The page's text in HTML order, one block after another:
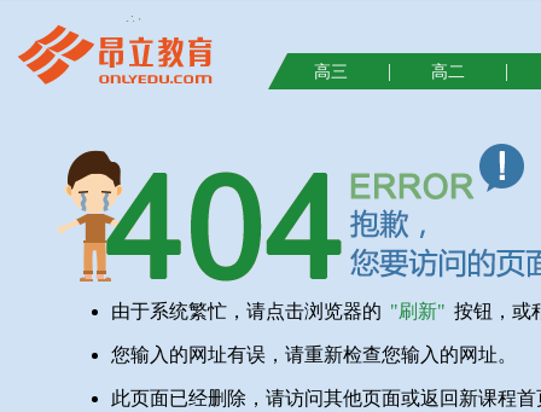
高三 | 高二 |
由于系统繁忙，请点击浏览器的 "刷新" 按钮，或
您输入的网址有误，请重新检查您输入的网址。
此页面已经删除，请访问其他页面或返回新课程首